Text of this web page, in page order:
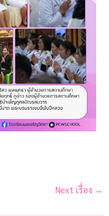
Next เรื่อง →